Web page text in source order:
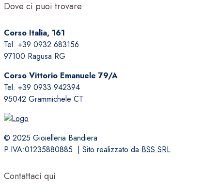
Dove ci puoi trovare
Corso Italia, 161
Tel. +39 0932 683156
97100 Ragusa RG
Corso Vittorio Emanuele 79/A
Tel. +39 0933 942394
95042 Grammichele CT
© 2025 Gioielleria Bandiera
P.IVA:01235880885 | Sito realizzato da BSS SRL
Contattaci qui